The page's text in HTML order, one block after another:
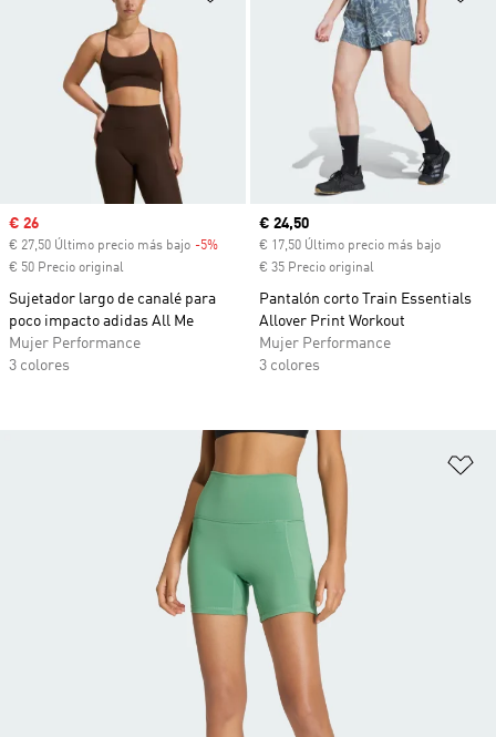
Precio de venta
€ 26
€ 27,50 Último precio más bajo -5% Descuento
€ 50 Precio original
Sujetador largo de canalé para
poco impacto adidas All Me
Mujer Performance
3 colores
Precio actual
€ 24,50
€ 17,50 Último precio más bajo
€ 35 Precio original
Pantalón corto Train Essentials
Allover Print Workout
Mujer Performance
3 colores